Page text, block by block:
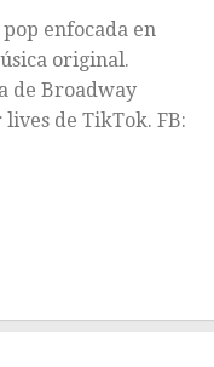
enfocada en
original.
de Broadway
de TikTok. FB: